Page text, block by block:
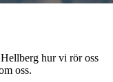
hur vi rör oss
oss.